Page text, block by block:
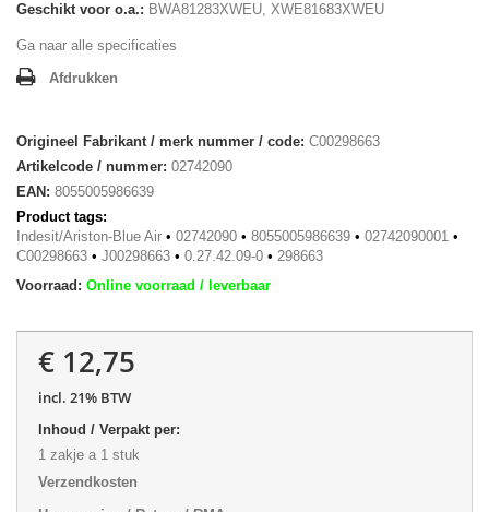
Geschikt voor o.a.: BWA81283XWEU, XWE81683XWEU
Ga naar alle specificaties
Afdrukken
Origineel Fabrikant / merk nummer / code: C00298663
Artikelcode / nummer: 02742090
EAN: 8055005986639
Product tags:
Indesit/Ariston-Blue Air • 02742090 • 8055005986639 • 02742090001 •
C00298663 • J00298663 • 0.27.42.09-0 • 298663
Voorraad: Online voorraad / leverbaar
€ 12,75
incl. 21% BTW
Inhoud / Verpakt per:
1 zakje a 1 stuk
Verzendkosten